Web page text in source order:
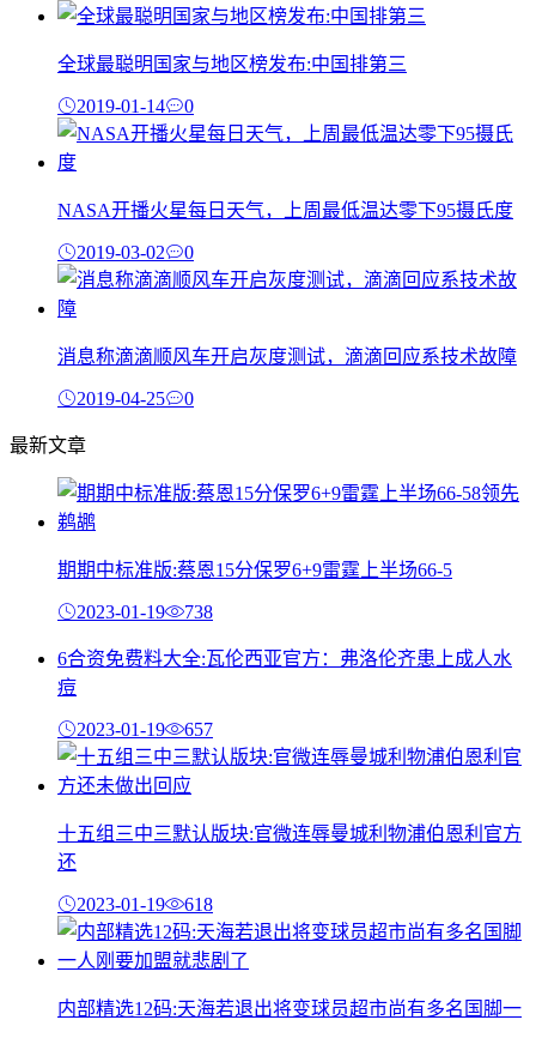
全球最聪明国家与地区榜发布:中国排第三
2019-01-14 0
NASA开播火星每日天气，上周最低温达零下95摄氏度
2019-03-02 0
消息称滴滴顺风车开启灰度测试，滴滴回应系技术故障
2019-04-25 0
最新文章
期期中标准版:蔡恩15分保罗6+9雷霆上半场66-5
2023-01-19 738
6合资免费料大全:瓦伦西亚官方：弗洛伦齐患上成人水
痘
2023-01-19 657
十五组三中三默认版块:官微连辱曼城利物浦伯恩利官方
还
2023-01-19 618
内部精选12码:天海若退出将变球员超市尚有多名国脚一